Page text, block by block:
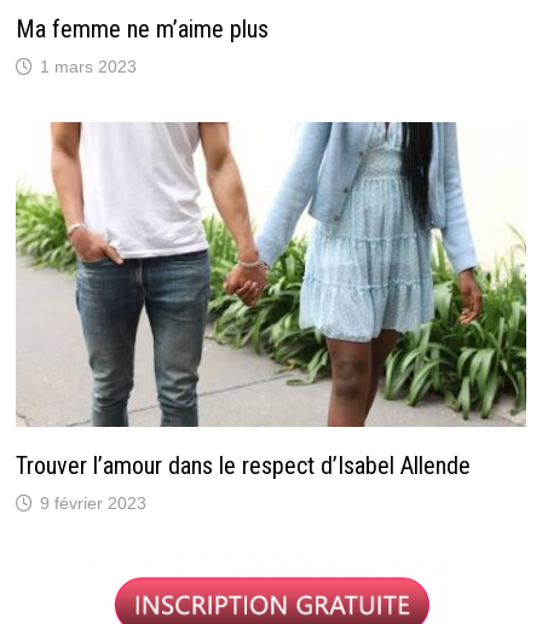
Ma femme ne m’aime plus
1 mars 2023
Trouver l’amour dans le respect d’Isabel Allende
9 février 2023